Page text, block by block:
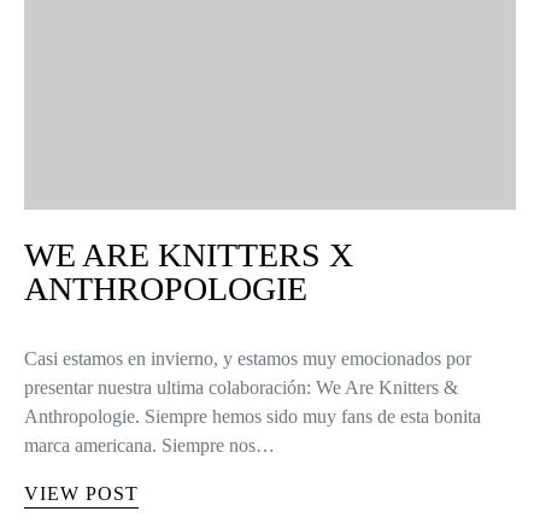
WE ARE KNITTERS X
ANTHROPOLOGIE
Casi estamos en invierno, y estamos muy emocionados por
presentar nuestra ultima colaboración: We Are Knitters &
Anthropologie. Siempre hemos sido muy fans de esta bonita
marca americana. Siempre nos…
VIEW POST